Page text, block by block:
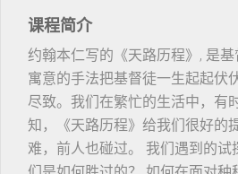
课程简介
约翰本仁写的《天路历程》, 是
寓意的手法把基督徒一生起起伏
尽致。我们在繁忙的生活中，有
知，《天路历程》给我们很好的
难，前人也碰过。 我们遇到的试